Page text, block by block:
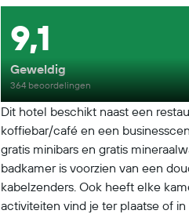
Dit hotel beschikt naast een
koffiebar/café en een
gratis minibars en gratis
badkamer is voorzien van een
kabelzenders. Ook heeft elke
activiteiten vind je ter plaatse of
9,1
Geweldig
364 beoordelingen